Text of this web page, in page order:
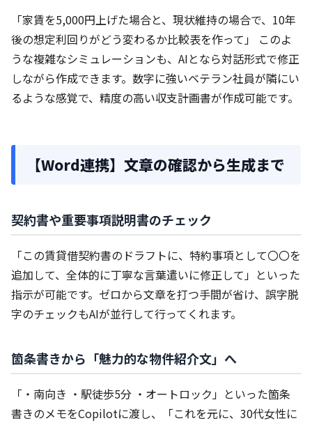
「家賃を5,000円上げた場合と、現状維持の場合で、10年
後の想定利回りがどう変わるか比較表を作って」 このよ
うな複雑なシミュレーションも、AIとなら対話形式で修正
しながら作成できます。数字に強いベテラン社員が隣にい
るような感覚で、精度の高い収支計画書が作成可能です。
【Word連携】文章の確認から生成まで
契約書や重要事項説明書のチェック
「この賃貸借契約書のドラフトに、特約事項として〇〇を
追加して、全体的に丁寧な言葉遣いに修正して」といった
指示が可能です。ゼロから文章を打つ手間が省け、誤字脱
字のチェックもAIが並行して行ってくれます。
箇条書きから「魅力的な物件紹介文」へ
「・南向き ・駅徒歩5分 ・オートロック」といった箇条
書きのメモをCopilotに渡し、「これを元に、30代女性に